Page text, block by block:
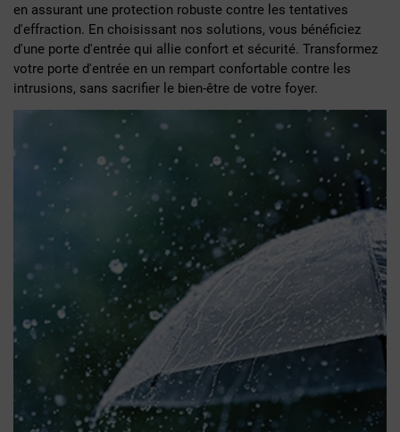
en assurant une protection robuste contre les tentatives
d'effraction. En choisissant nos solutions, vous bénéficiez
d'une porte d'entrée qui allie confort et sécurité. Transformez
votre porte d'entrée en un rempart confortable contre les
intrusions, sans sacrifier le bien-être de votre foyer.